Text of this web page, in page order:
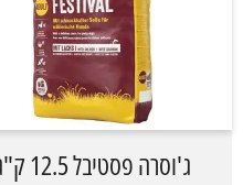
ג'וסרה פסטיבל 12.5 ק"ג